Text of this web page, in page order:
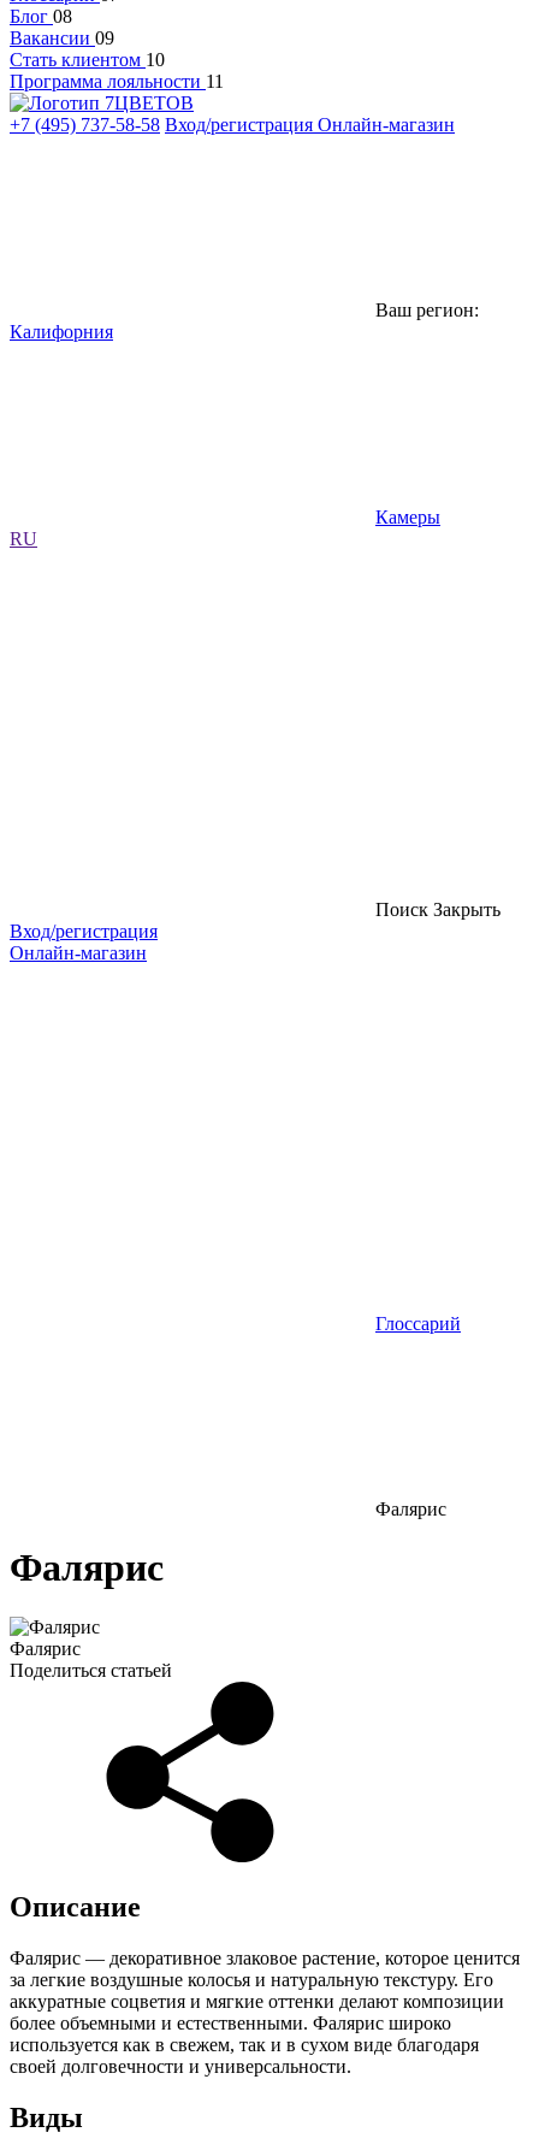
Блог 08
Вакансии 09
Стать клиентом 10
Программа лояльности 11
+7 (495) 737-58-58 Вход/регистрация Онлайн-магазин
Ваш регион:
Калифорния
Камеры
RU
Поиск Закрыть
Вход/регистрация
Онлайн-магазин
Глоссарий
Фалярис
Фалярис
Фалярис
Поделиться статьей
Описание
Фалярис — декоративное злаковое растение, которое ценится
за легкие воздушные колосья и натуральную текстуру. Его
аккуратные соцветия и мягкие оттенки делают композиции
более объемными и естественными. Фалярис широко
используется как в свежем, так и в сухом виде благодаря
своей долговечности и универсальности.
Виды